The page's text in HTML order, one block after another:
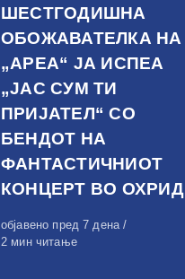
ШЕСТГОДИШНА
ОБОЖАВАТЕЛКА НА
„АРЕА“ ЈА ИСПЕА
„ЈАС СУМ ТИ
ПРИЈАТЕЛ“ СО
БЕНДОТ НА
ФАНТАСТИЧНИОТ
КОНЦЕРТ ВО ОХРИД
Објавено
на
објавено пред 7 дена
2 мин читање